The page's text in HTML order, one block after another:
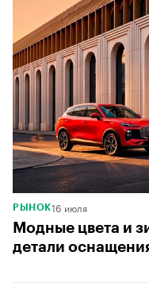
РЫНОК16 июля
Модные цвета и
детали